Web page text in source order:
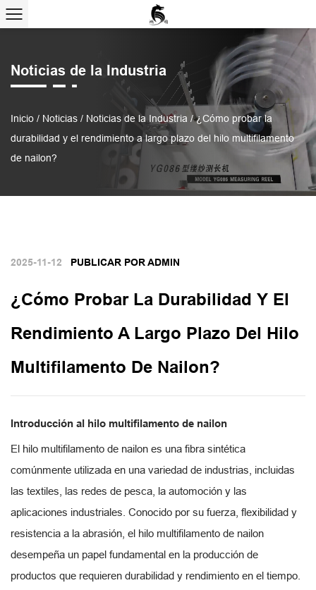
Noticias de la Industria
Inicio / Noticias / Noticias de la Industria /¿Cómo probar la
durabilidad y el rendimiento a largo plazo del hilo multifilamento
de nailon?
2025-11-12 PUBLICAR POR ADMIN
¿Cómo Probar La Durabilidad Y El
Rendimiento A Largo Plazo Del Hilo
Multifilamento De Nailon?
Introducción al hilo multifilamento de nailon
El hilo multifilamento de nailon es una fibra sintética
comúnmente utilizada en una variedad de industrias, incluidas
las textiles, las redes de pesca, la automoción y las
aplicaciones industriales. Conocido por su fuerza, flexibilidad y
resistencia a la abrasión, el hilo multifilamento de nailon
desempeña un papel fundamental en la producción de
productos que requieren durabilidad y rendimiento en el tiempo.